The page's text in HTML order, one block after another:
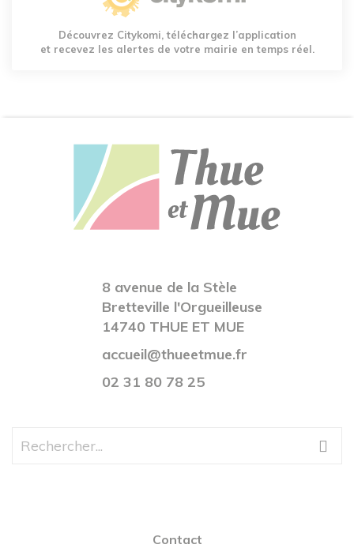
Découvrez Citykomi, téléchargez l’application
et recevez les alertes de votre mairie en temps réel.
8 avenue de la Stèle
Bretteville l'Orgueilleuse
14740 THUE ET MUE
accueil@thueetmue.fr
02 31 80 78 25
Contact